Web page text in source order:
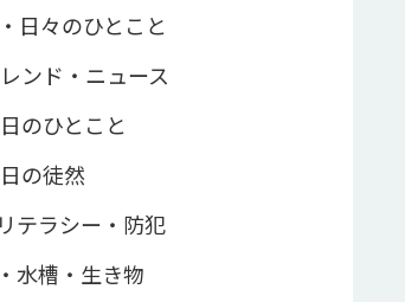
日々のひとこと
ンド・ニュース
のひとこと
の徒然
テラシー・防犯
水槽・生き物